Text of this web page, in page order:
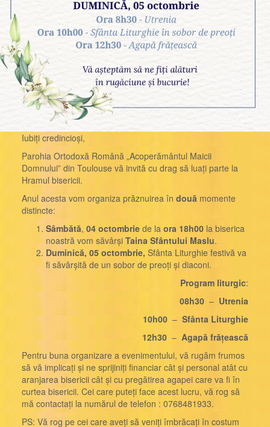
Iubiți credincioși,
Parohia Ortodoxă Română „Acoperământul Maicii
Domnului” din Toulouse vă invită cu drag să luați parte la
Hramul bisericii.
Anul acesta vom organiza prăznuirea în douămomente
distincte:
Sâmbătă, 04 octombrie de la ora 18h00la biserica
noastră vom săvârși Taina Sfântului Maslu.
Duminică, 05 octombrie, Sfânta Liturghie festivă va
fi săvârșită de un sobor de preoți și diaconi.
Program liturgic:
08h30 – Utrenia
10h00 –Sfânta Liturghie
12h30 –Agapă frățească
Pentru buna organizare a evenimentului, vă rugăm frumos
să vă implicați și ne sprijiniți financiar cât și personal atât cu
aranjarea bisericii cât și cu pregătirea agapei care va fi în
curtea bisericii. Cei care puteți face acest lucru, vă rog să
mă contactați la numărul de telefon : 0768481933.
PS: Vă rog pe cei care aveți să veniți îmbrăcați în costum